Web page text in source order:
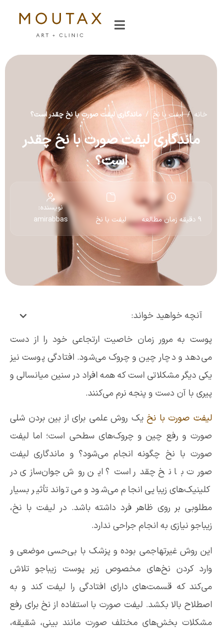
خانه / لیفت با نخ / ماندگاری لیفت صورت با نخ چقدر است؟
ماندگاری لیفت صورت با نخ چقدر
است؟
9 دقیقه زمان مطالعه لیفت با نخ
نویسنده:
amirabbas
آنچه خواهید خواند:
پوست به مرور زمان خاصیت ارتجاعی خود را از دست
می‌دهد و دچار چین و چروک می‌شود. افتادگی پوست نیز
یکی دیگر مشکلاتی است که همه افراد در سنین میانسالی و
پیری با آن دست و پنجه نرم می‌کنند.
لیفت صورت با نخ یک روش علمی برای از بین بردن شلی
صورت و رفع چین و چروک‌های سطحی است؛ اما لیفت
صورت با نخ چگونه انجام می‌شود؟ و ماندگاری لیفت
صورت با نخ چقدر است؟ این روش جوان‌سازی در
کلینیک‌های زیبایی انجام می‌شود و می‌تواند تأثیر بسیار
مطلوبی بر روی ظاهر فرد داشته باشد. در لیفت با نخ،
زیباجو نیازی به انجام جراحی ندارد.
این روش غیرتهاجمی بوده و پزشک با بی‌حسی موضعی و
وارد کردن نخ‌های مخصوص زیر پوست زیباجو تلاش
می‌کند که قسمت‌های دارای افتادگی را لیفت کند و به
اصطلاح بالا بکشد. لیفت صورت با استفاده از نخ برای رفع
مشکلات بخش‌های مختلف صورت مانند بینی، شقیقه،